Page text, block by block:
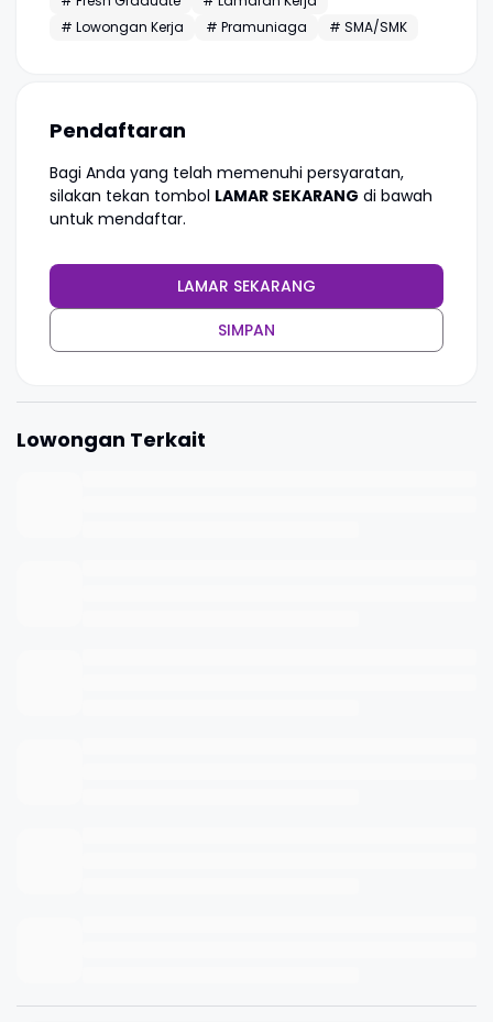
# Lowongan Kerja
# Pramuniaga # SMA/SMK
Pendaftaran
Bagi Anda yang telah memenuhi persyaratan,
silakan tekan tombol LAMAR SEKARANG di bawah
untuk mendaftar.
LAMAR SEKARANG
SIMPAN
Lowongan Terkait